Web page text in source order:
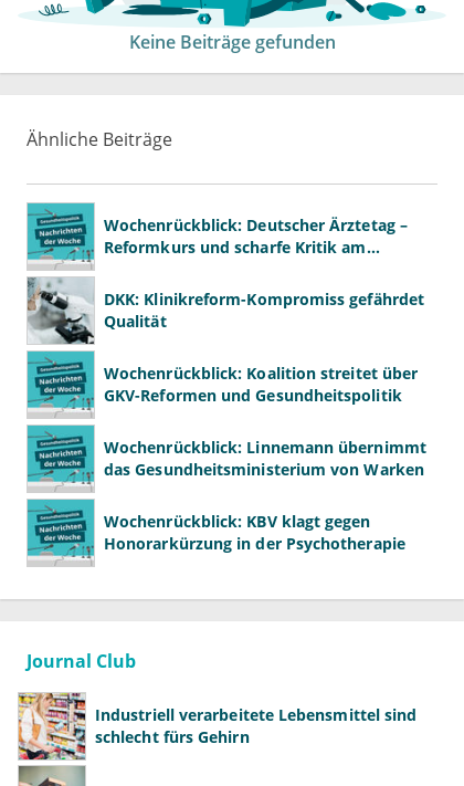
Keine Beiträge gefunden
Ähnliche Beiträge
Wochenrückblick: Deutscher Ärztetag –
Reformkurs und scharfe Kritik am
DKK: Klinikreform-Kompromiss gefährdet
Qualität
Wochenrückblick: Koalition streitet über
GKV-Reformen und Gesundheitspolitik
Wochenrückblick: Linnemann übernimmt
das Gesundheitsministerium von Warken
Wochenrückblick: KBV klagt gegen
Honorarkürzung in der Psychotherapie
Journal Club
Industriell verarbeitete Lebensmittel sind
schlecht fürs Gehirn